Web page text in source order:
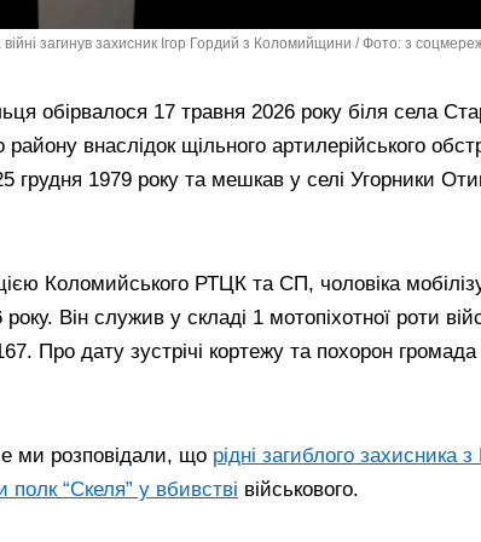
загинув захисник Ігор Гордий з Коломийщини / Фото: з
обірвалося 17 травня 2026 року біля села
району внаслідок щільного артилерійського
грудня 1979 року та мешкав у селі Угорники
Коломийського РТЦК та СП, чоловіка
Він служив у складі 1 мотопіхотної роти
Про дату зустрічі кортежу та похорон
ми розповідали, що рідні загиблого захисника
полк “Скеля” у вбивстві військового.